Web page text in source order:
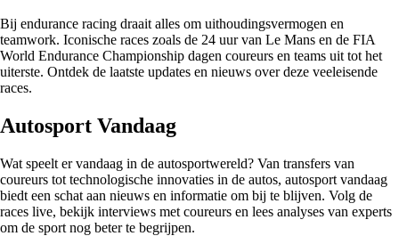
Bij endurance racing draait alles om uithoudingsvermogen en
teamwork. Iconische races zoals de 24 uur van Le Mans en de FIA
World Endurance Championship dagen coureurs en teams uit tot het
uiterste. Ontdek de laatste updates en nieuws over deze veeleisende
races.
Autosport Vandaag
Wat speelt er vandaag in de autosportwereld? Van transfers van
coureurs tot technologische innovaties in de autos, autosport vandaag
biedt een schat aan nieuws en informatie om bij te blijven. Volg de
races live, bekijk interviews met coureurs en lees analyses van experts
om de sport nog beter te begrijpen.